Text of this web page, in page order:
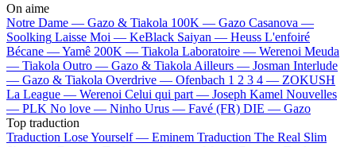
On aime
Notre Dame — Gazo & Tiakola 100K — Gazo Casanova —
Soolking Laisse Moi — KeBlack Saiyan — Heuss L'enfoiré
Bécane —Yamê 200K — Tiakola Laboratoire — Werenoi Meuda
— Tiakola Outro — Gazo & Tiakola Ailleurs — Josman Interlude
— Gazo & Tiakola Overdrive — Ofenbach 1 2 3 4 — ZOKUSH
La League — Werenoi Celui qui part — Joseph Kamel Nouvelles
— PLK No love — Ninho Urus — Favé (FR) DIE — Gazo
Top traduction
Traduction Lose Yourself — Eminem Traduction The Real Slim